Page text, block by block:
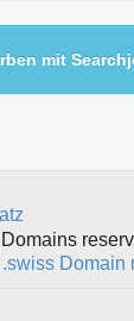
mit
Domains
Domain